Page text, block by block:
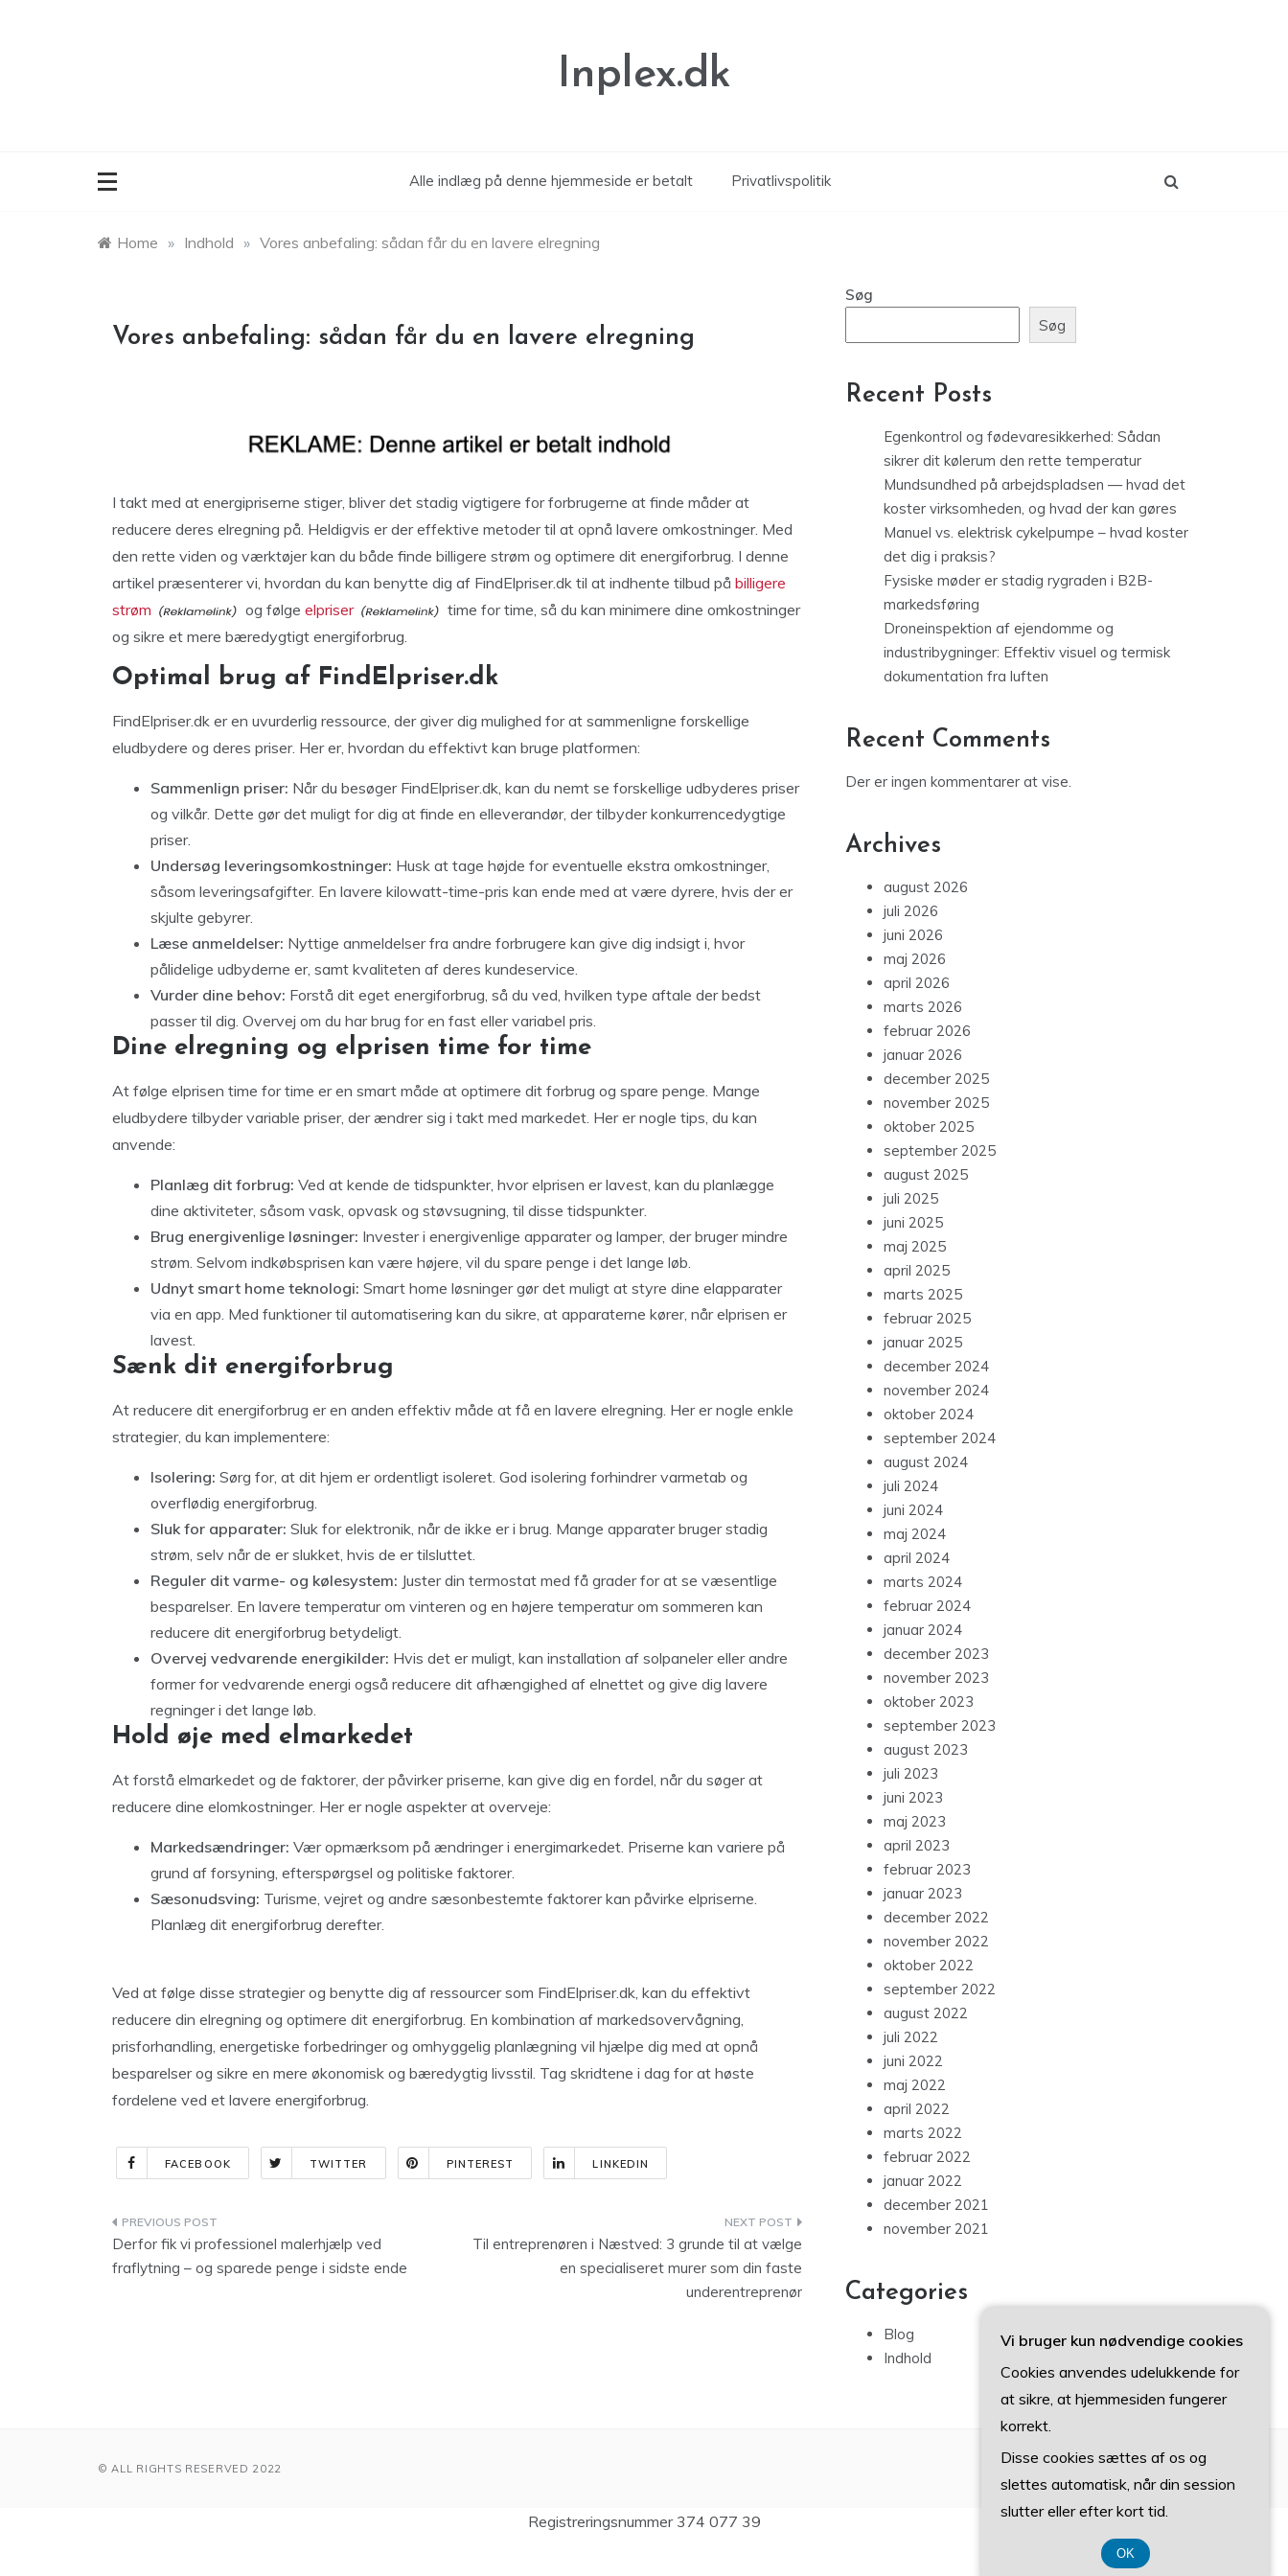
Inplex.dk
Alle indlæg på denne hjemmeside er betalt Privatlivspolitik
Home » Indhold » Vores anbefaling: sådan får du en lavere elregning
Vores anbefaling: sådan får du en lavere elregning
I takt med at energipriserne stiger, bliver det stadig vigtigere for forbrugerne at finde måder at
reducere deres elregning på. Heldigvis er der effektive metoder til at opnå lavere omkostninger. Med
den rette viden og værktøjer kan du både finde billigere strøm og optimere dit energiforbrug. I denne
artikel præsenterer vi, hvordan du kan benytte dig af FindElpriser.dk til at indhente tilbud på billigere
strøm
og følge elpriser
time for time, så du kan minimere dine omkostninger
og sikre et mere bæredygtigt energiforbrug.
Optimal brug af FindElpriser.dk
FindElpriser.dk er en uvurderlig ressource, der giver dig mulighed for at sammenligne forskellige
eludbydere og deres priser. Her er, hvordan du effektivt kan bruge platformen:
Sammenlign priser: Når du besøger FindElpriser.dk, kan du nemt se forskellige udbyderes priser
og vilkår. Dette gør det muligt for dig at finde en elleverandør, der tilbyder konkurrencedygtige
priser.
Undersøg leveringsomkostninger: Husk at tage højde for eventuelle ekstra omkostninger,
såsom leveringsafgifter. En lavere kilowatt-time-pris kan ende med at være dyrere, hvis der er
skjulte gebyrer.
Læse anmeldelser: Nyttige anmeldelser fra andre forbrugere kan give dig indsigt i, hvor
pålidelige udbyderne er, samt kvaliteten af deres kundeservice.
Vurder dine behov: Forstå dit eget energiforbrug, så du ved, hvilken type aftale der bedst
passer til dig. Overvej om du har brug for en fast eller variabel pris.
Dine elregning og elprisen time for time
At følge elprisen time for time er en smart måde at optimere dit forbrug og spare penge. Mange
eludbydere tilbyder variable priser, der ændrer sig i takt med markedet. Her er nogle tips, du kan
anvende:
Planlæg dit forbrug: Ved at kende de tidspunkter, hvor elprisen er lavest, kan du planlægge
dine aktiviteter, såsom vask, opvask og støvsugning, til disse tidspunkter.
Brug energivenlige løsninger: Invester i energivenlige apparater og lamper, der bruger mindre
strøm. Selvom indkøbsprisen kan være højere, vil du spare penge i det lange løb.
Udnyt smart home teknologi: Smart home løsninger gør det muligt at styre dine elapparater
via en app. Med funktioner til automatisering kan du sikre, at apparaterne kører, når elprisen er
lavest.
Sænk dit energiforbrug
At reducere dit energiforbrug er en anden effektiv måde at få en lavere elregning. Her er nogle enkle
strategier, du kan implementere:
Isolering: Sørg for, at dit hjem er ordentligt isoleret. God isolering forhindrer varmetab og
overflødig energiforbrug.
Sluk for apparater: Sluk for elektronik, når de ikke er i brug. Mange apparater bruger stadig
strøm, selv når de er slukket, hvis de er tilsluttet.
Reguler dit varme- og kølesystem: Juster din termostat med få grader for at se væsentlige
besparelser. En lavere temperatur om vinteren og en højere temperatur om sommeren kan
reducere dit energiforbrug betydeligt.
Overvej vedvarende energikilder: Hvis det er muligt, kan installation af solpaneler eller andre
former for vedvarende energi også reducere dit afhængighed af elnettet og give dig lavere
regninger i det lange løb.
Hold øje med elmarkedet
At forstå elmarkedet og de faktorer, der påvirker priserne, kan give dig en fordel, når du søger at
reducere dine elomkostninger. Her er nogle aspekter at overveje:
Markedsændringer: Vær opmærksom på ændringer i energimarkedet. Priserne kan variere på
grund af forsyning, efterspørgsel og politiske faktorer.
Sæsonudsving: Turisme, vejret og andre sæsonbestemte faktorer kan påvirke elpriserne.
Planlæg dit energiforbrug derefter.
Ved at følge disse strategier og benytte dig af ressourcer som FindElpriser.dk, kan du effektivt
reducere din elregning og optimere dit energiforbrug. En kombination af markedsovervågning,
prisforhandling, energetiske forbedringer og omhyggelig planlægning vil hjælpe dig med at opnå
besparelser og sikre en mere økonomisk og bæredygtig livsstil. Tag skridtene i dag for at høste
fordelene ved et lavere energiforbrug.
FACEBOOK TWITTER PINTEREST LINKEDIN
Indlægsnavigation
Derfor fik vi professionel malerhjælp ved
fraflytning – og sparede penge i sidste ende
Til entreprenøren i Næstved: 3 grunde til at vælge
en specialiseret murer som din faste
underentreprenør
Søg
Søg
Recent Posts
Egenkontrol og fødevaresikkerhed: Sådan
sikrer dit kølerum den rette temperatur
Mundsundhed på arbejdspladsen — hvad det
koster virksomheden, og hvad der kan gøres
Manuel vs. elektrisk cykelpumpe – hvad koster
det dig i praksis?
Fysiske møder er stadig rygraden i B2B-
markedsføring
Droneinspektion af ejendomme og
industribygninger: Effektiv visuel og termisk
dokumentation fra luften
Recent Comments
Der er ingen kommentarer at vise.
Archives
august 2026
juli 2026
juni 2026
maj 2026
april 2026
marts 2026
februar 2026
januar 2026
december 2025
november 2025
oktober 2025
september 2025
august 2025
juli 2025
juni 2025
maj 2025
april 2025
marts 2025
februar 2025
januar 2025
december 2024
november 2024
oktober 2024
september 2024
august 2024
juli 2024
juni 2024
maj 2024
april 2024
marts 2024
februar 2024
januar 2024
december 2023
november 2023
oktober 2023
september 2023
august 2023
juli 2023
juni 2023
maj 2023
april 2023
februar 2023
januar 2023
december 2022
november 2022
oktober 2022
september 2022
august 2022
juli 2022
juni 2022
maj 2022
april 2022
marts 2022
februar 2022
januar 2022
december 2021
november 2021
Categories
Blog
Indhold
© ALL RIGHTS RESERVED 2022
Registreringsnummer 374 077 39
Vi bruger kun nødvendige cookies
Cookies anvendes udelukkende for
at sikre, at hjemmesiden fungerer
korrekt.
Disse cookies sættes af os og
slettes automatisk, når din session
slutter eller efter kort tid.
OK